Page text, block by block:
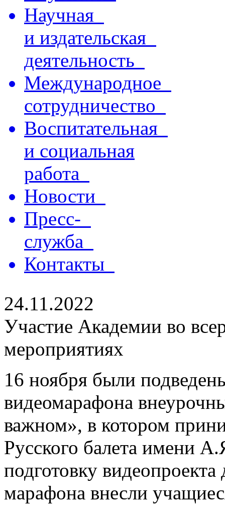
Научная
и издательская
деятельность
Международное
сотрудничество
Воспитательная
и социальная
работа
Новости
Пресс-
служба
Контакты
24.11.2022
Участие Академии во
мероприятиях
16 ноября были
видеомарафона
важном», в котором
Русского балета имени
подготовку видеопроекта
марафона внесли